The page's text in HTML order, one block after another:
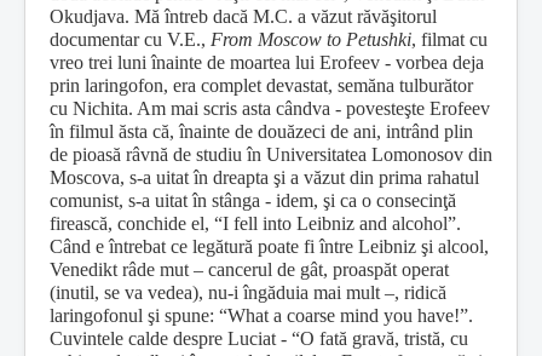
Okudjava. Mă întreb dacă M.C. a văzut răvăşitorul
documentar cu V.E., From Moscow to Petushki, filmat cu
vreo trei luni înainte de moartea lui Erofeev - vorbea deja
prin laringofon, era complet devastat, semăna tulburător
cu Nichita. Am mai scris asta cândva - povesteşte Erofeev
în filmul ăsta că, înainte de douăzeci de ani, intrând plin
de pioasă râvnă de studiu în Universitatea Lomonosov din
Moscova, s-a uitat în dreapta şi a văzut din prima rahatul
comunist, s-a uitat în stânga - idem, şi ca o consecinţă
firească, conchide el, “I fell into Leibniz and alcohol”.
Când e întrebat ce legătură poate fi între Leibniz şi alcool,
Venedikt râde mut – cancerul de gât, proaspăt operat
(inutil, se va vedea), nu-i îngăduia mai mult –, ridică
laringofonul şi spune: “What a coarse mind you have!”.
Cuvintele calde despre Luciat - “O fată gravă, tristă, cu